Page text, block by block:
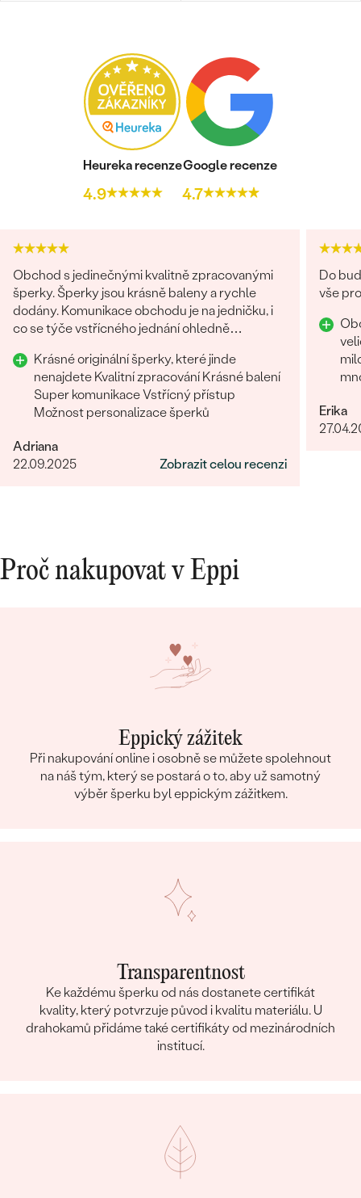
Heureka recenze
4.9
Google recenze
4.7
Obchod s jedinečnými kvalitně zpracovanými
šperky. Šperky jsou krásně baleny a rychle
dodány. Komunikace obchodu je na jedničku, i
co se týče vstřícného jednání ohledně
doporučuji
Krásné originální šperky, které jinde
nenajdete Kvalitní zpracování Krásné balení
Super komunikace Vstřícný přístup
Možnost personalizace šperků
Adriana
22.09.2025
Zobrazit celou recenzi
Do
vše
Erika
Proč nakupovat v Eppi
Eppický zážitek
Při nakupování online i osobně se můžete spolehnout
na náš tým, který se postará o to, aby už samotný
výběr šperku byl eppickým zážitkem.
Transparentnost
Ke každému šperku od nás dostanete certifikát
kvality, který potvrzuje původ i kvalitu materiálu. U
drahokamů přidáme také certifikáty od mezinárodních
institucí.